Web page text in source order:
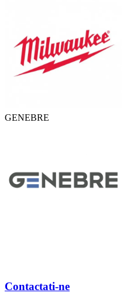
GENEBRE
Contactati-ne